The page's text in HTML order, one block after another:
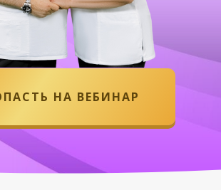
НА ВЕБИНАР